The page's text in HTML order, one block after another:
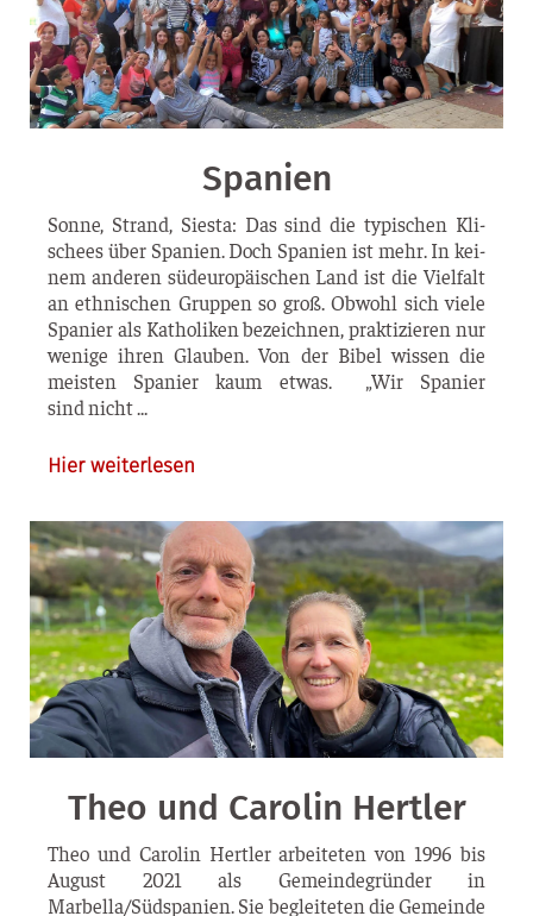
Spanien
Son­ne, Strand, Sies­ta: Das sind die typi­schen Kli­
schees über Spa­ni­en. Doch Spa­ni­en ist mehr. In kei­
nem ande­ren süd­eu­ro­päi­schen Land ist die Viel­falt
an eth­ni­schen Grup­pen so groß. Obwohl sich vie­le
Spa­ni­er als Katho­li­ken bezeich­nen, prak­ti­zie­ren nur
weni­ge ihren Glau­ben. Von der Bibel wis­sen die
meis­ten Spa­ni­er kaum etwas. „Wir Spa­ni­er
sind nicht
Hier weiterlesen
Theo und Carolin Hertler
Theo und Caro­lin Hertler arbei­te­ten von 1996 bis
August 2021 als Gemein­de­grün­der in
Marbella/Südspanien. Sie beglei­te­ten die Gemein­de